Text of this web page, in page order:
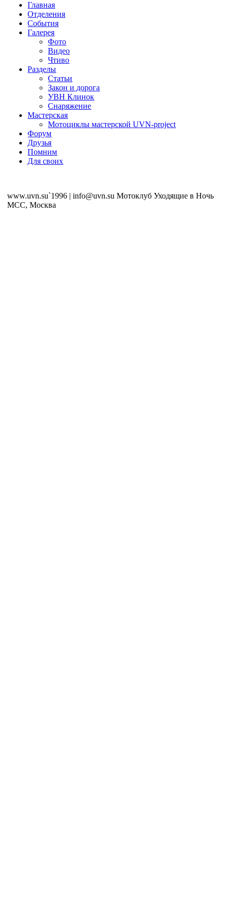
Главная
Отделения
События
Галерея
Фото
Видео
Чтиво
Разделы
Статьи
Закон и дорога
УВН Клинок
Снаряжение
Мастерская
Мотоциклы мастерской UVN-project
Форум
Друзья
Помним
Для своих
www.uvn.su`1996 | info@uvn.su Мотоклуб Уходящие в Ночь
MCC, Москва